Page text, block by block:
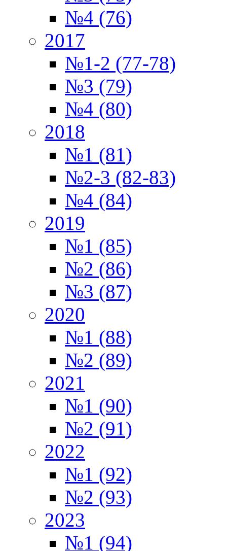
№4 (76)
2017
№1-2 (77-78)
№3 (79)
№4 (80)
2018
№1 (81)
№2-3 (82-83)
№4 (84)
2019
№1 (85)
№2 (86)
№3 (87)
2020
№1 (88)
№2 (89)
2021
№1 (90)
№2 (91)
2022
№1 (92)
№2 (93)
2023
№1 (94)